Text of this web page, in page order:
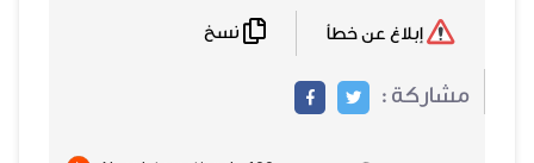
مشاركة :